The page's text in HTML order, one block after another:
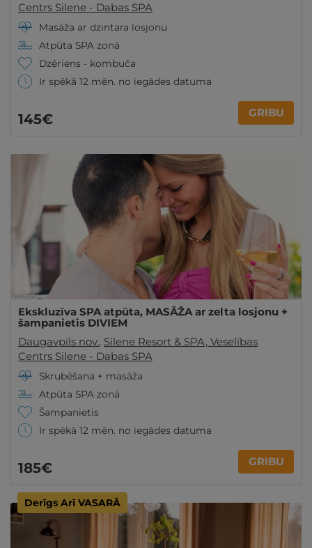
Centrs Silene - Dabas SPA
Masāža ar dzintara losjonu
Atpūta SPA zonā
Dzēriens - kombuča
Ir spēkā 12 mēn. no iegādes datuma
145€ GRIBU
Ekskluzīva SPA atpūta, MASĀŽA ar zelta losjonu +
šampanietis DIVIEM
Daugavpils nov., Silene Resort & SPA, Veselības
Centrs Silene - Dabas SPA
Skrubēšana + masāža
Atpūta SPA zonā
Šampanietis
Ir spēkā 12 mēn. no iegādes datuma
185€ GRIBU
Derīgs Arī VASARĀ